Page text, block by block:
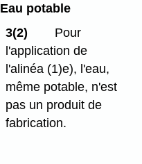
Eau potable
3(2)
Pour
l'application de
l'alinéa (1)e), l'eau,
même potable, n'est
pas un produit de
fabrication.